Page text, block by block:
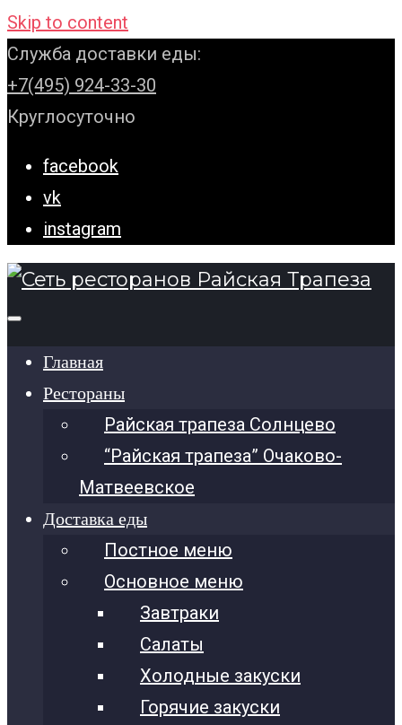
Skip to content
Служба доставки еды:
+7(495) 924-33-30
Круглосуточно
facebook
vk
instagram
Главная
Рестораны
Райская трапеза Солнцево
“Райская трапеза” Очаково-
Матвеевское
Доставка еды
Постное меню
Основное меню
Завтраки
Салаты
Холодные закуски
Горячие закуски